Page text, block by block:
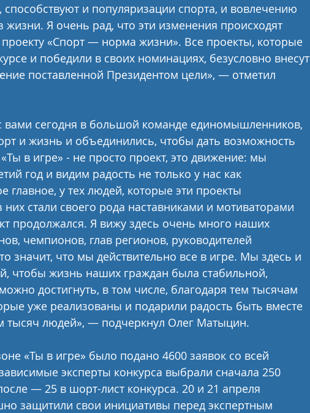
способствуют и популяризации спорта, и вовлечению
жизни. Я очень рад, что эти изменения происходят
«Спорт — норма жизни». Все проекты, которые
и победили в своих номинациях, безусловно внесут
поставленной Президентом цели», — отметил
вами сегодня в большой команде единомышленников,
и жизнь и объединились, чтобы дать возможность
в игре» - не просто проект, это движение: мы
год и видим радость не только у нас как
главное, у тех людей, которые эти проекты
стали своего рода наставниками и мотиваторами
продолжался. Я вижу здесь очень много наших
чемпионов, глав регионов, руководителей
значит, что мы действительно все в игре. Мы здесь и
чтобы жизнь наших граждан была стабильной,
достигнуть, в том числе, благодаря тем тысячам
уже реализованы и подарили радость быть вместе
тысяч людей», — подчеркнул Олег Матыцин.
«Ты в игре» было подано 4600 заявок со всей
эксперты конкурса выбрали сначала 250
— 25 в шорт-лист конкурса. 20 и 21 апреля
защитили свои инициативы перед экспертным